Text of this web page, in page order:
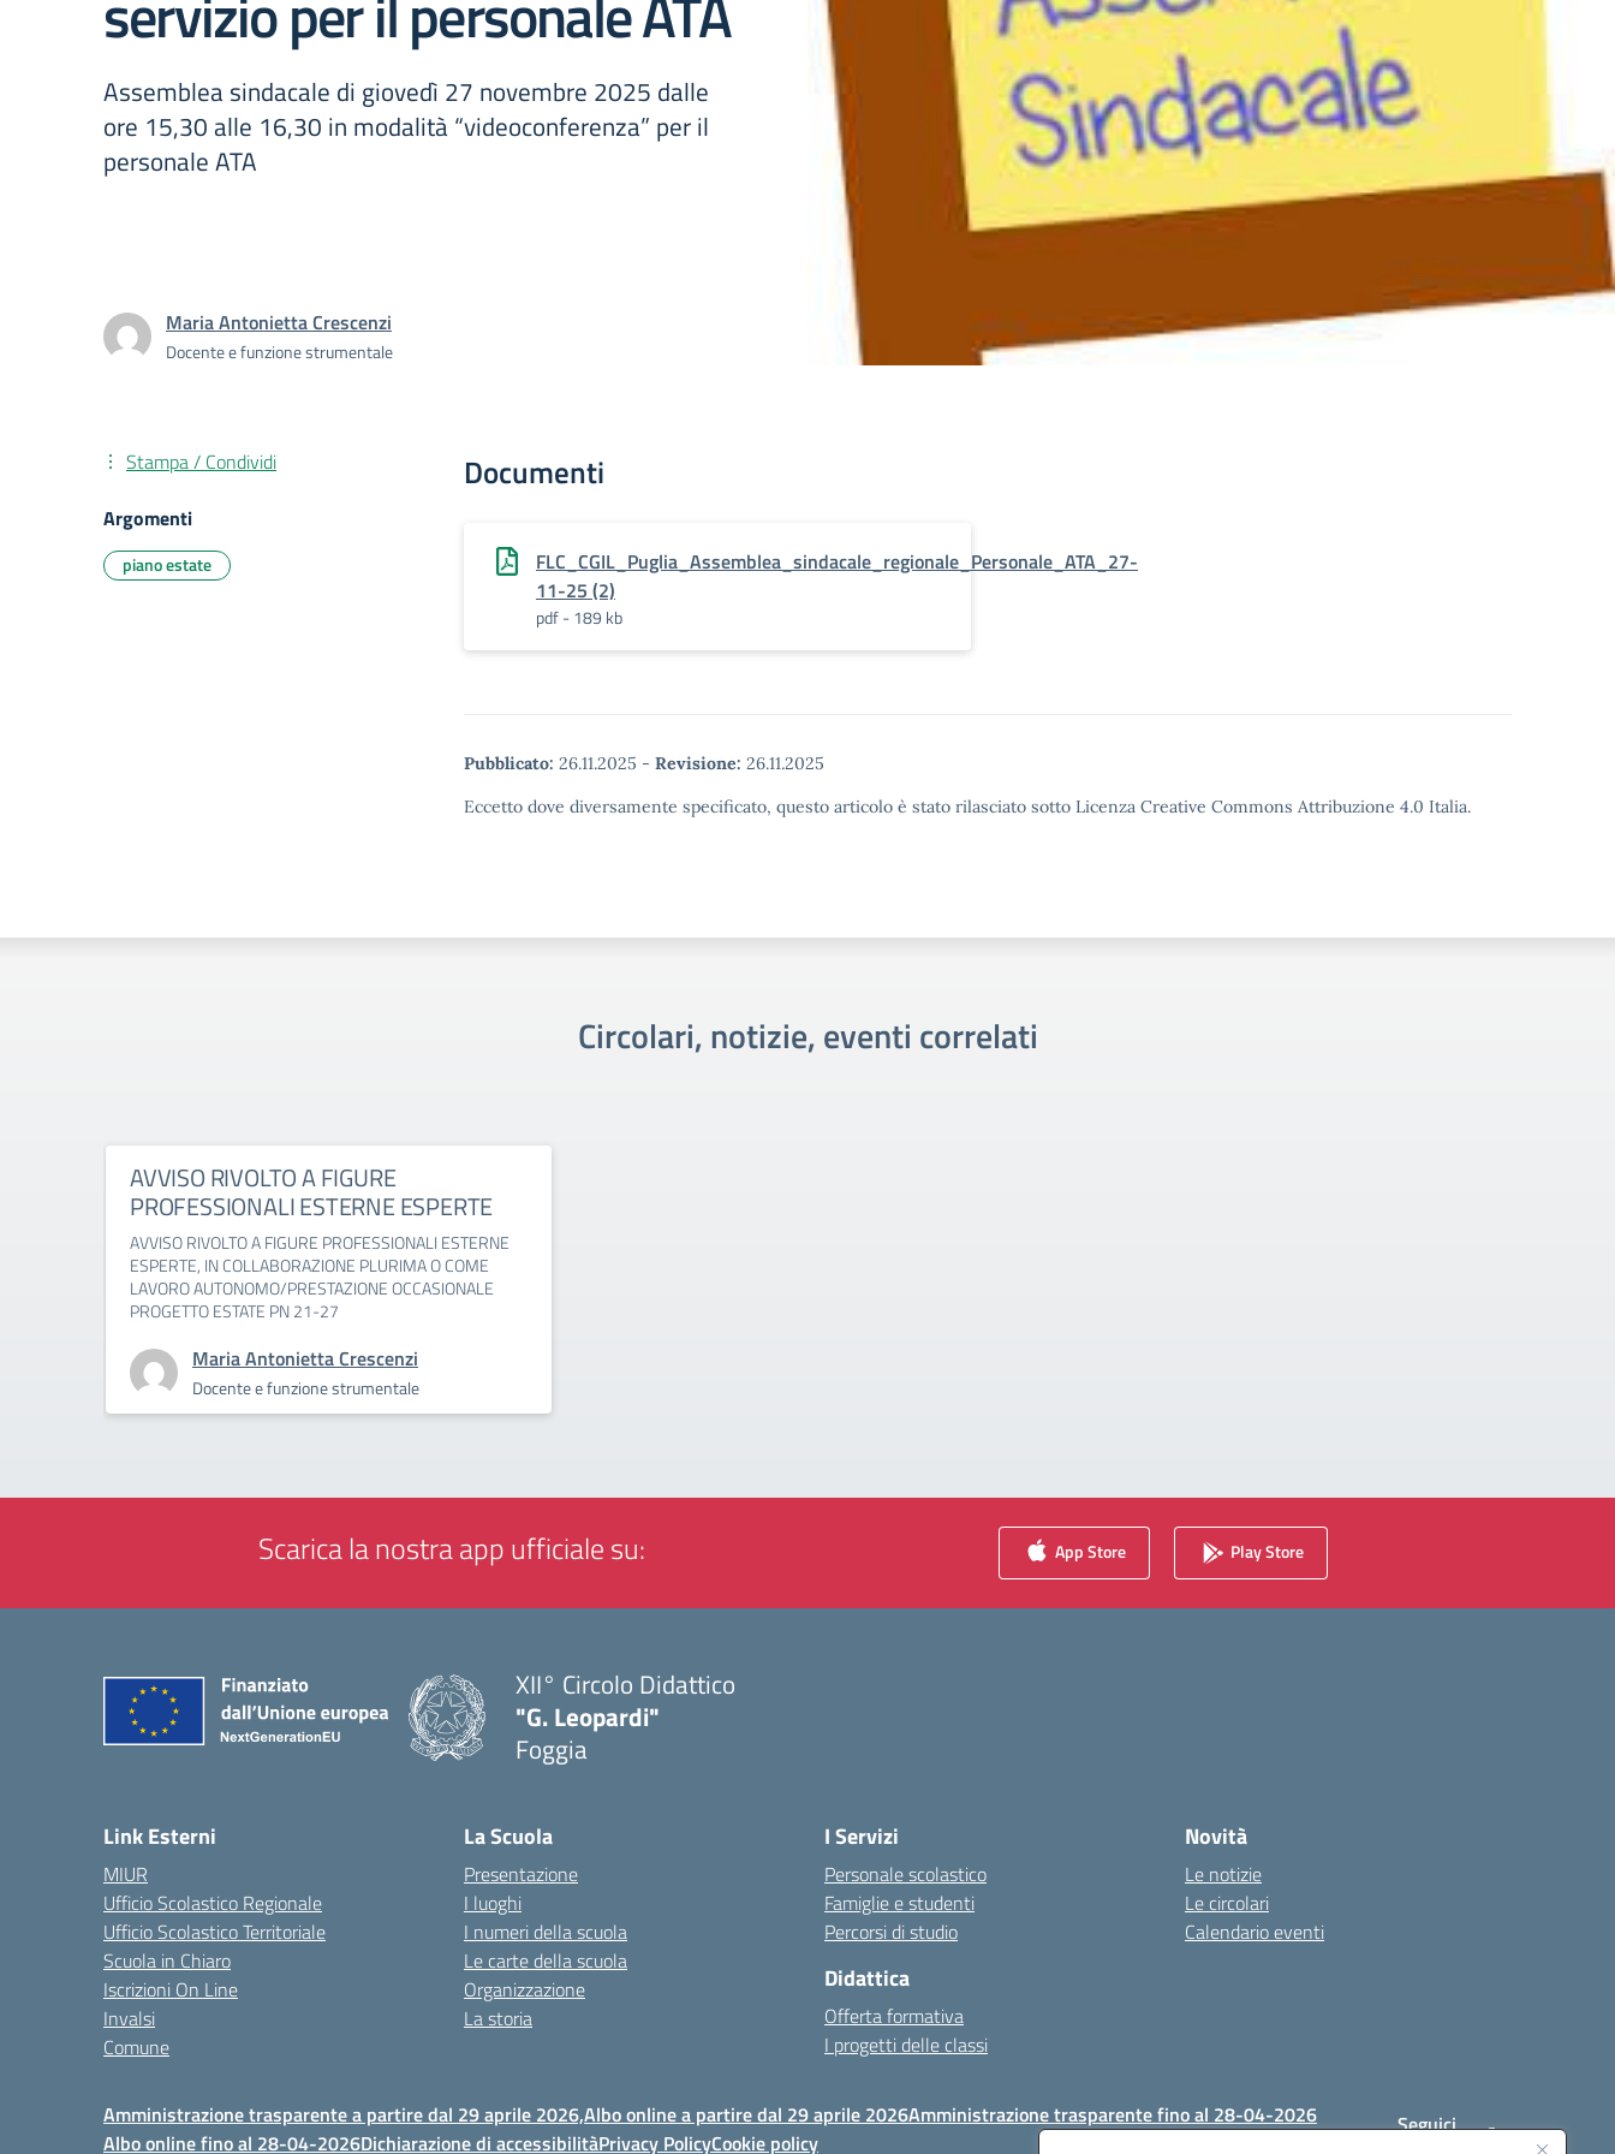
Assemblea sindacale di giovedì 27 novembre 2025 dalle
ore 15,30 alle 16,30 in modalità “videoconferenza” per il
personale ATA
Maria Antonietta Crescenzi
Docente e funzione strumentale
Documenti
FLC_CGIL_Puglia_Assemblea_sindacale_regionale_Personale_ATA_27-
11-25 (2)
pdf - 189 kb
Pubblicato: 26.11.2025 - Revisione: 26.11.2025
Eccetto dove diversamente specificato, questo articolo è stato rilasciato sotto Licenza Creative Commons Attribuzione 4.0 Italia.
Stampa / Condividi
Argomenti
piano estate
Circolari, notizie, eventi correlati
AVVISO RIVOLTO A FIGURE
PROFESSIONALI ESTERNE ESPERTE
AVVISO RIVOLTO A FIGURE PROFESSIONALI ESTERNE
ESPERTE, IN COLLABORAZIONE PLURIMA O COME
LAVORO AUTONOMO/PRESTAZIONE OCCASIONALE
PROGETTO ESTATE PN 21-27
Maria Antonietta Crescenzi
Docente e funzione strumentale
Scarica la nostra app ufficiale su: App Store Play Store
XII° Circolo Didattico
"G. Leopardi"
Foggia
Link Esterni
MIUR
Ufficio Scolastico Regionale
Ufficio Scolastico Territoriale
Scuola in Chiaro
Iscrizioni On Line
Invalsi
Comune
La Scuola
Presentazione
I luoghi
I numeri della scuola
Le carte della scuola
Organizzazione
La storia
I Servizi
Personale scolastico
Famiglie e studenti
Percorsi di studio
Didattica
Offerta formativa
I progetti delle classi
Novità
Le notizie
Le circolari
Calendario eventi
Amministrazione trasparente a partire dal 29 aprile 2026,Albo online a partire dal 29 aprile 2026Amministrazione trasparente fino al 28-04-2026
Albo online fino al 28-04-2026Dichiarazione di accessibilitàPrivacy PolicyCookie policy
Seguici